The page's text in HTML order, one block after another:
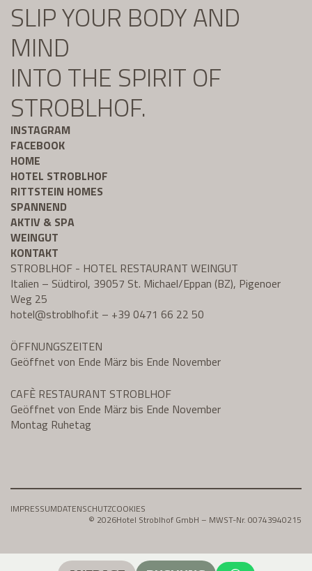
SLIP YOUR BODY AND
MIND
INTO THE SPIRIT OF
STROBLHOF.
INSTAGRAM
FACEBOOK
HOME
HOTEL STROBLHOF
RITTSTEIN HOMES
SPANNEND
AKTIV & SPA
WEINGUT
KONTAKT
STROBLHOF - HOTEL RESTAURANT WEINGUT
Italien – Südtirol, 39057 St. Michael/Eppan (BZ), Pigenoer
Weg 25
hotel@stroblhof.it – +39 0471 66 22 50
ÖFFNUNGSZEITEN
Geöffnet von Ende März bis Ende November
CAFÈ RESTAURANT STROBLHOF
Geöffnet von Ende März bis Ende November
Montag Ruhetag
IMPRESSUMDATENSCHUTZCOOKIES
© 2026Hotel Stroblhof GmbH – MWST-Nr. 00743940215